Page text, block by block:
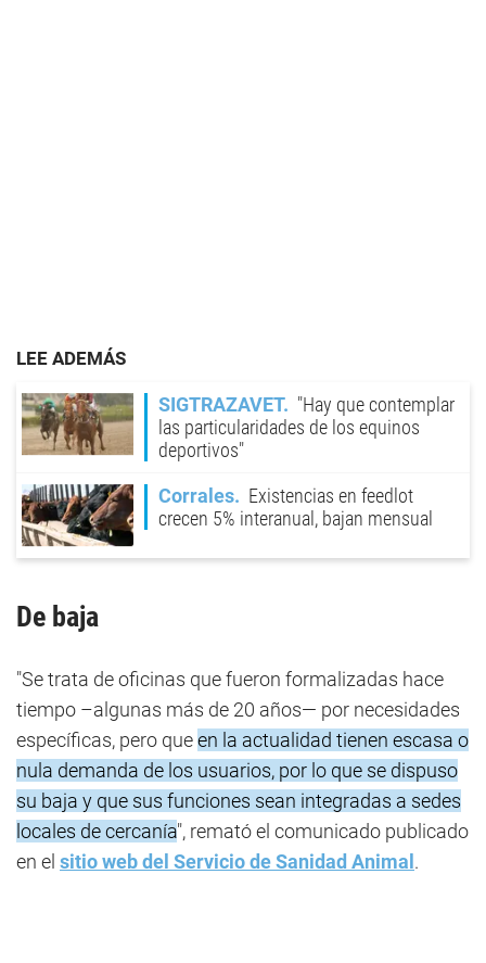
LEE ADEMÁS
SIGTRAZAVET
"Hay que contemplar
las particularidades de los equinos
deportivos"
Corrales
Existencias en feedlot
crecen 5% interanual, bajan mensual
De baja
"Se trata de oficinas que fueron formalizadas hace
tiempo –algunas más de 20 años— por necesidades
específicas, pero queen la actualidad tienen escasa o
nula demanda de los usuarios, por lo que se dispuso
su baja y que sus funciones sean integradas a sedes
locales de cercanía", remató el comunicado publicado
en el sitio web del Servicio de Sanidad Animal.